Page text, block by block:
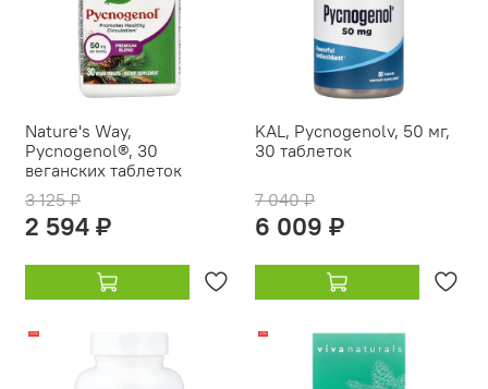
Nature's Way,
Pycnogenol®, 30
веганских таблеток
3 125 ₽
2 594 ₽
KAL, Pycnogenolv, 50 мг,
30 таблеток
7 040 ₽
6 009 ₽
-22% -21%